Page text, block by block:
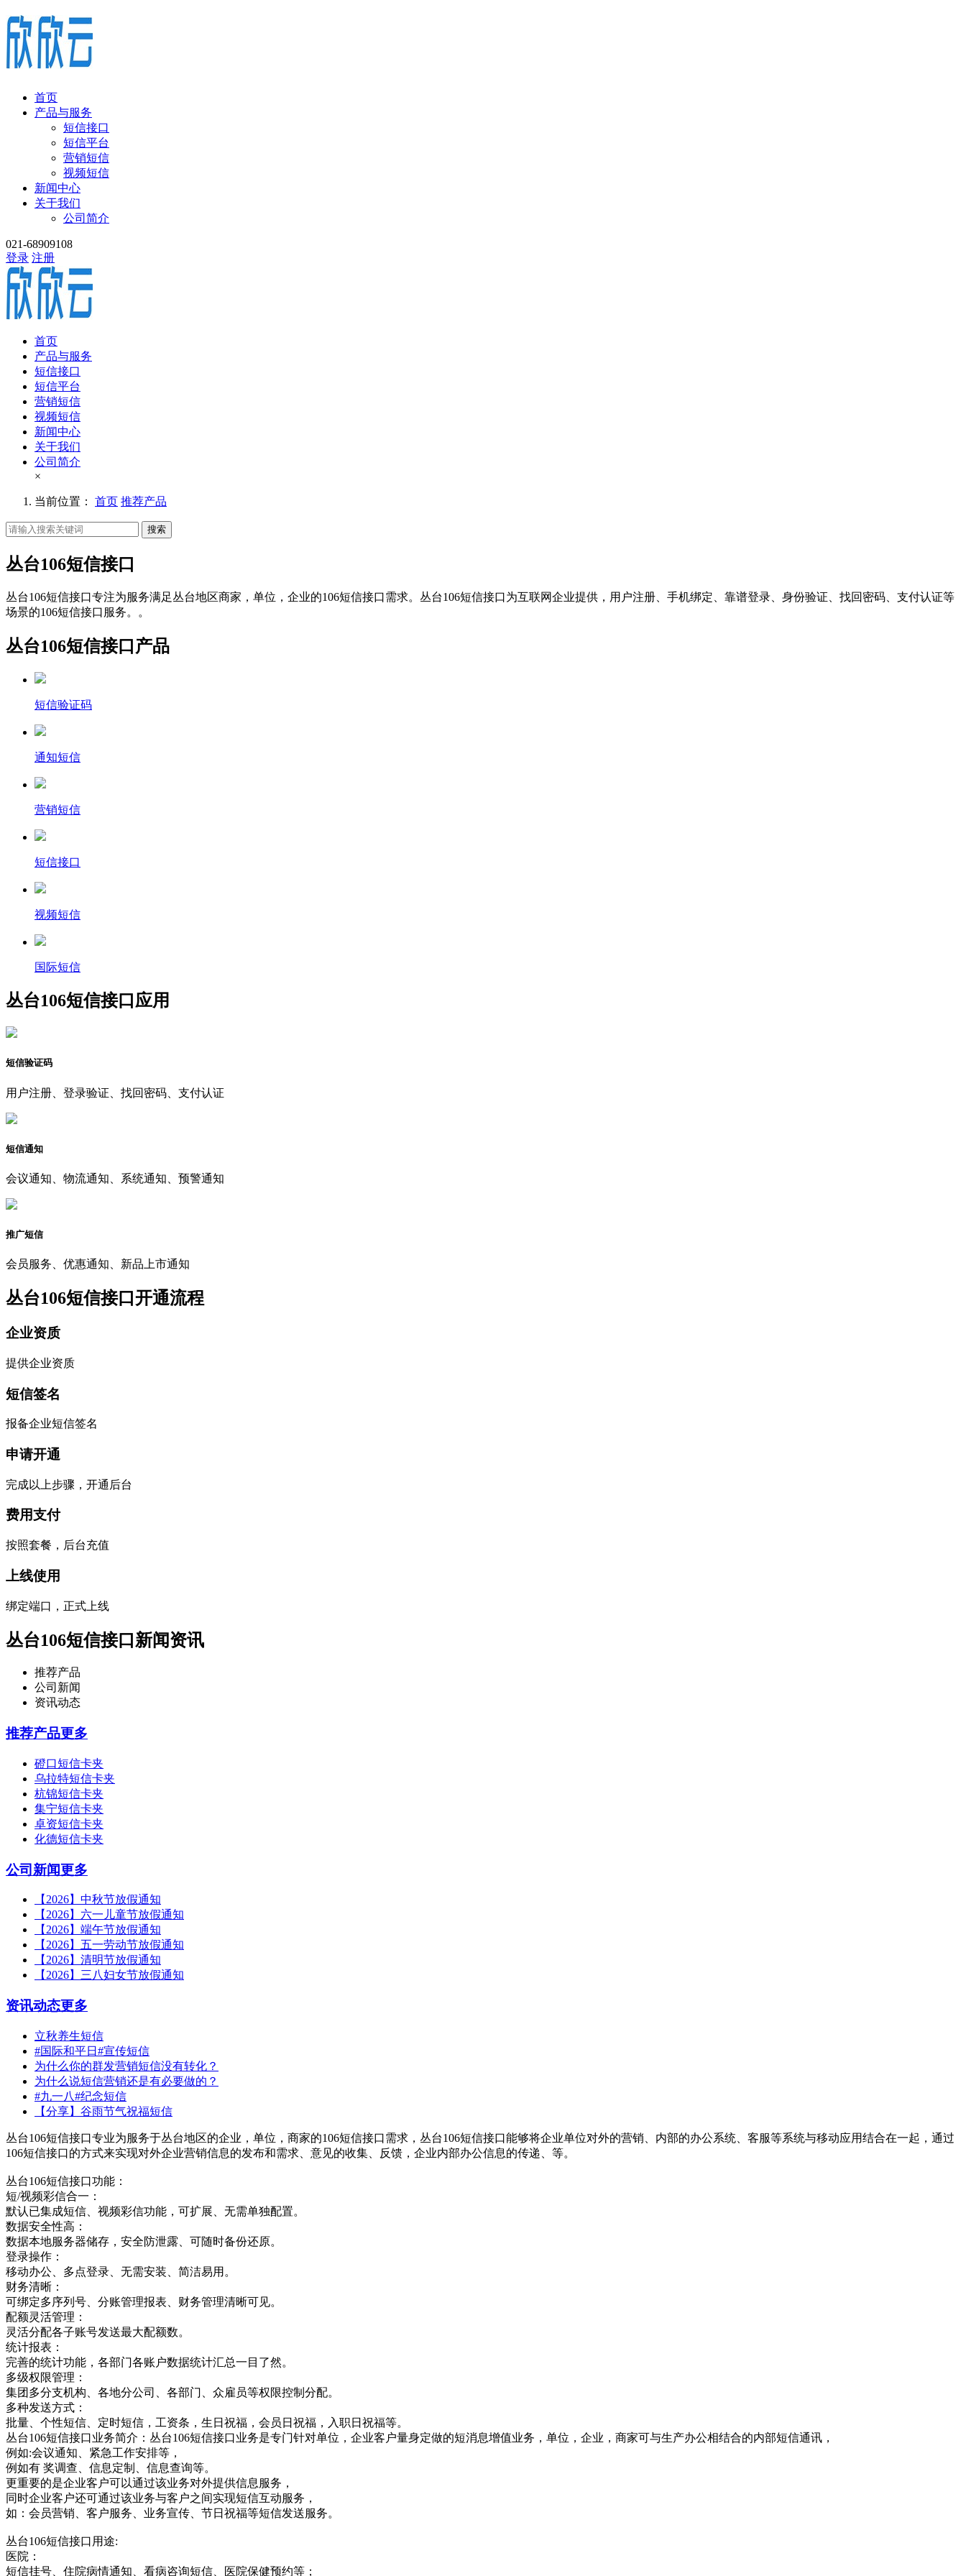
首页
产品与服务
短信接口
短信平台
营销短信
视频短信
新闻中心
关于我们
公司简介
021-68909108
登录 注册
首页
产品与服务
短信接口
短信平台
营销短信
视频短信
新闻中心
关于我们
公司简介
×
当前位置： 首页 推荐产品
搜索
丛台106短信接口
丛台106短信接口专注为服务满足丛台地区商家，单位，企业的106短信接口需求。丛台106短信接口为互联网企业提供，用户注册、手机绑定、靠谱登录、身份验证、找回密码、支付认证等
场景的106短信接口服务。。
丛台106短信接口产品
短信验证码
通知短信
营销短信
短信接口
视频短信
国际短信
丛台106短信接口应用
短信验证码
用户注册、登录验证、找回密码、支付认证
短信通知
会议通知、物流通知、系统通知、预警通知
推广短信
会员服务、优惠通知、新品上市通知
丛台106短信接口开通流程
企业资质
提供企业资质
短信签名
报备企业短信签名
申请开通
完成以上步骤，开通后台
费用支付
按照套餐，后台充值
上线使用
绑定端口，正式上线
丛台106短信接口新闻资讯
推荐产品
公司新闻
资讯动态
推荐产品更多
磴口短信卡夹
乌拉特短信卡夹
杭锦短信卡夹
集宁短信卡夹
卓资短信卡夹
化德短信卡夹
公司新闻更多
【2026】中秋节放假通知
【2026】六一儿童节放假通知
【2026】端午节放假通知
【2026】五一劳动节放假通知
【2026】清明节放假通知
【2026】三八妇女节放假通知
资讯动态更多
立秋养生短信
#国际和平日#宣传短信
为什么你的群发营销短信没有转化？
为什么说短信营销还是有必要做的？
#九一八#纪念短信
【分享】谷雨节气祝福短信
丛台106短信接口专业为服务于丛台地区的企业，单位，商家的106短信接口需求，丛台106短信接口能够将企业单位对外的营销、内部的办公系统、客服等系统与移动应用结合在一起，通过
106短信接口的方式来实现对外企业营销信息的发布和需求、意见的收集、反馈，企业内部办公信息的传递、等。
丛台106短信接口功能：
短/视频彩信合一：
默认已集成短信、视频彩信功能，可扩展、无需单独配置。
数据安全性高：
数据本地服务器储存，安全防泄露、可随时备份还原。
登录操作：
移动办公、多点登录、无需安装、简洁易用。
财务清晰：
可绑定多序列号、分账管理报表、财务管理清晰可见。
配额灵活管理：
灵活分配各子账号发送最大配额数。
统计报表：
完善的统计功能，各部门各账户数据统计汇总一目了然。
多级权限管理：
集团多分支机构、各地分公司、各部门、众雇员等权限控制分配。
多种发送方式：
批量、个性短信、定时短信，工资条，生日祝福，会员日祝福，入职日祝福等。
丛台106短信接口业务简介：丛台106短信接口业务是专门针对单位，企业客户量身定做的短消息增值业务，单位，企业，商家可与生产办公相结合的内部短信通讯，
例如:会议通知、紧急工作安排等，
例如有 奖调查、信息定制、信息查询等。
更重要的是企业客户可以通过该业务对外提供信息服务，
同时企业客户还可通过该业务与客户之间实现短信互动服务，
如：会员营销、客户服务、业务宣传、节日祝福等短信发送服务。
丛台106短信接口用途:
医院：
短信挂号、住院病情通知、看病咨询短信、医院保健预约等；